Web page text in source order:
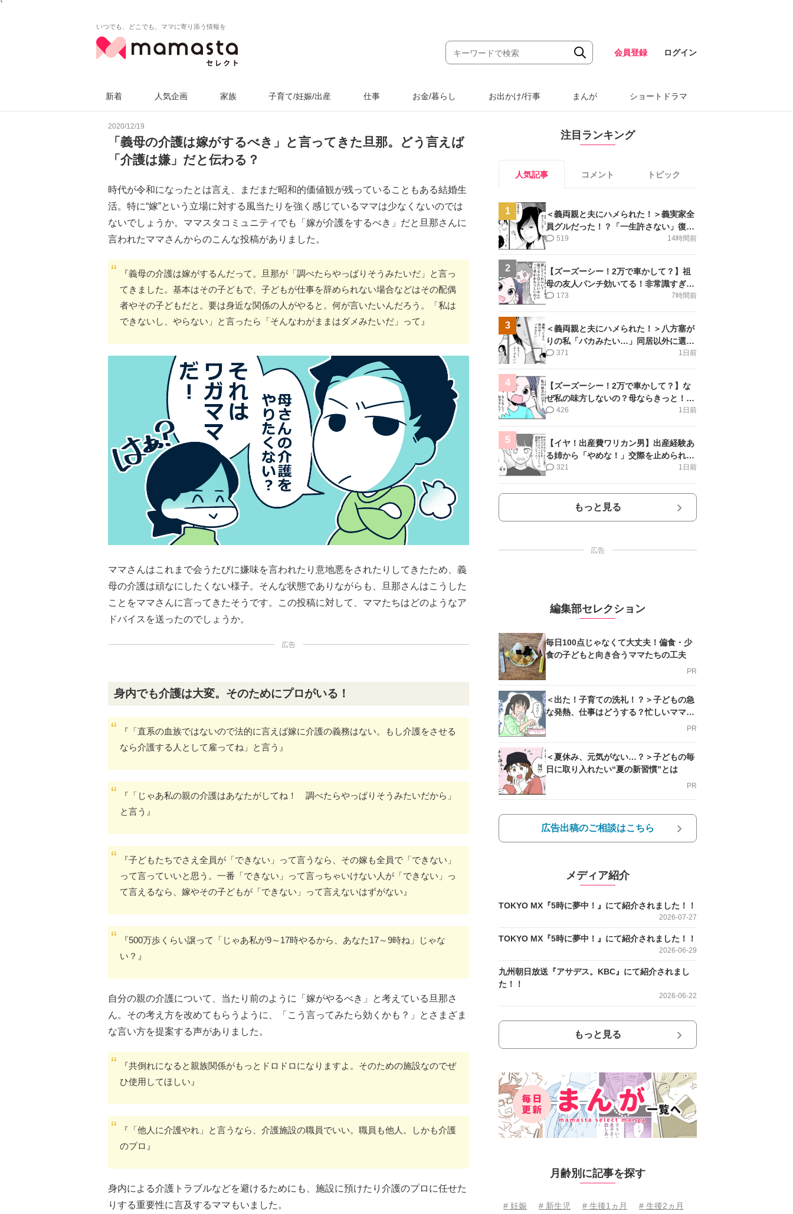
`
いつでも、どこでも、ママに寄り添う情報を
会員登録 ログイン
新着 人気企画 家族 子育て/妊娠/出産 仕事 お金/暮らし お出かけ/行事 まんが ショートドラマ
2020/12/19
「義母の介護は嫁がするべき」と言ってきた旦那。どう言えば
「介護は嫌」だと伝わる？
時代が令和になったとは言え、まだまだ昭和的価値観が残っていることもある結婚生
活。特に“嫁”という立場に対する風当たりを強く感じているママは少なくないのでは
ないでしょうか。ママスタコミュニティでも「嫁が介護をするべき」だと旦那さんに
言われたママさんからのこんな投稿がありました。
『義母の介護は嫁がするんだって。旦那が「調べたらやっぱりそうみたいだ」と言っ
てきました。基本はその子どもで、子どもが仕事を辞められない場合などはその配偶
者やその子どもだと。要は身近な関係の人がやると。何が言いたいんだろう。「私は
できないし、やらない」と言ったら「そんなわがままはダメみたいだ」って』
ママさんはこれまで会うたびに嫌味を言われたり意地悪をされたりしてきたため、義
母の介護は頑なにしたくない様子。そんな状態でありながらも、旦那さんはこうした
ことをママさんに言ってきたそうです。この投稿に対して、ママたちはどのようなア
ドバイスを送ったのでしょうか。
広告
身内でも介護は大変。そのためにプロがいる！
『「直系の血族ではないので法的に言えば嫁に介護の義務はない。もし介護をさせる
なら介護する人として雇ってね」と言う』
『「じゃあ私の親の介護はあなたがしてね！ 調べたらやっぱりそうみたいだから」
と言う』
『子どもたちでさえ全員が「できない」って言うなら、その嫁も全員で「できない」
って言っていいと思う。一番「できない」って言っちゃいけない人が「できない」っ
て言えるなら、嫁やその子どもが「できない」って言えないはずがない』
『500万歩くらい譲って「じゃあ私が9～17時やるから、あなた17～9時ね」じゃな
い？』
自分の親の介護について、当たり前のように「嫁がやるべき」と考えている旦那さ
ん。その考え方を改めてもらうように、「こう言ってみたら効くかも？」とさまざま
な言い方を提案する声がありました。
『共倒れになると親族関係がもっとドロドロになりますよ。そのための施設なのでぜ
ひ使用してほしい』
『「他人に介護やれ」と言うなら、介護施設の職員でいい。職員も他人。しかも介護
のプロ』
身内による介護トラブルなどを避けるためにも、施設に預けたり介護のプロに任せた
りする重要性に言及するママもいました。
注目ランキング
人気記事 コメント トピック
1
＜義両親と夫にハメられた！＞義実家全
員グルだった！？「一生許さない」復讐
誓った私【第6話まんが】
14時間前
519
2
【ズーズーシー！2万で車かして？】祖
母の友人パンチ効いてる！非常識すぎ＜
第18話＞#4コマ母道場
7時間前
173
3
＜義両親と夫にハメられた！＞八方塞が
りの私「バカみたい…」同居以外に選択
肢がない【第5話まんが】
1日前
371
4
【ズーズーシー！2万で車かして？】な
ぜ私の味方しないの？母ならきっと！＜
第17話＞#4コマ母道場
1日前
426
5
【イヤ！出産費ワリカン男】出産経験あ
る姉から「やめな！」交際を止められ＜
第12話＞#4コマ母道場
1日前
321
もっと見る
広告
編集部セレクション
毎日100点じゃなくて大丈夫！偏食・少
食の子どもと向き合うママたちの工夫
PR
＜出た！子育ての洗礼！？＞子どもの急
な発熱、仕事はどうする？忙しいママを
PR
＜夏休み、元気がない…？＞子どもの毎
日に取り入れたい“夏の新習慣”とは
PR
広告出稿のご相談はこちら
メディア紹介
TOKYO MX『5時に夢中！』にて紹介されました！！
2026-07-27
TOKYO MX『5時に夢中！』にて紹介されました！！
2026-06-29
九州朝日放送『アサデス。KBC』にて紹介されまし
た！！
2026-06-22
もっと見る
月齢別に記事を探す
# 妊娠 # 新生児 # 生後1ヵ月
# 生後2ヵ月